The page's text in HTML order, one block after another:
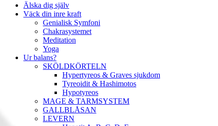
Älska dig själv
Väck din inre kraft
Genialisk Symfoni
Chakrasystemet
Meditation
Yoga
Ur balans?
SKÖLDKÖRTELN
Hypertyreos & Graves sjukdom
Tyreoidit & Hashimotos
Hypotyreos
MAGE & TARMSYSTEM
GALLBLÅSAN
LEVERN